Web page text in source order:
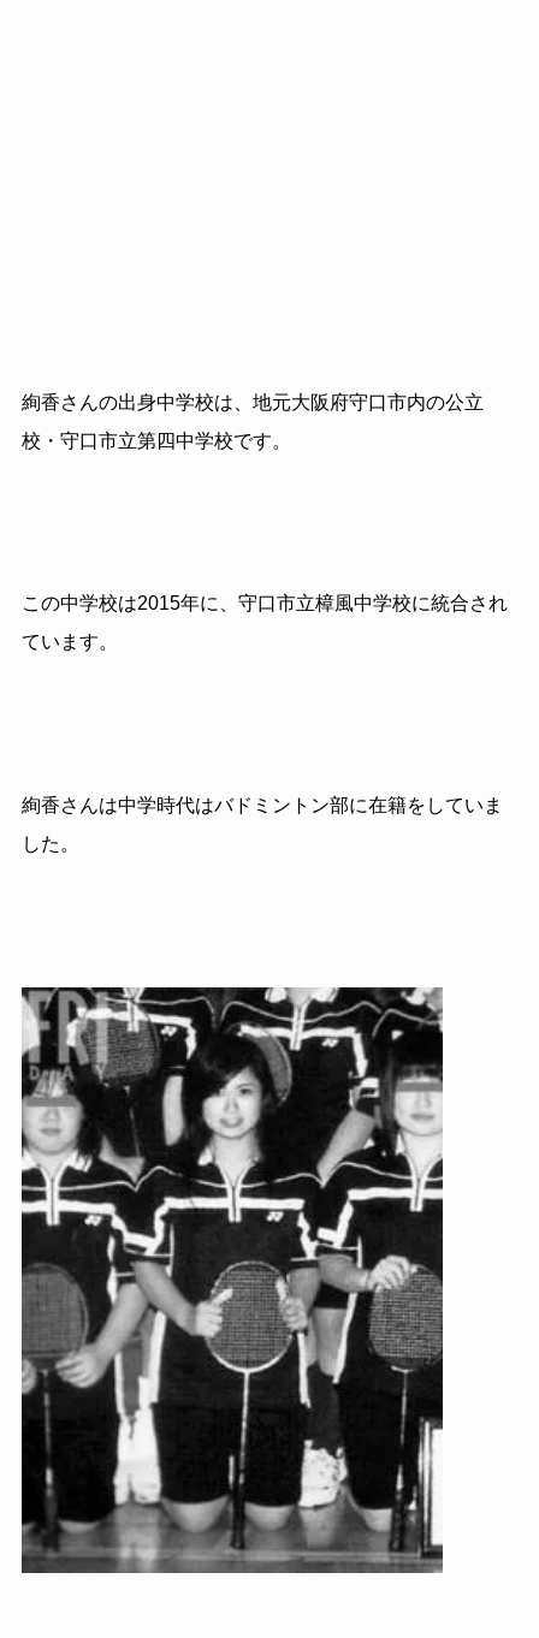
絢香さんの出身中学校は、地元大阪府守口市内の公立
校・守口市立第四中学校です。
この中学校は2015年に、守口市立樟風中学校に統合され
ています。
絢香さんは中学時代はバドミントン部に在籍をしていま
した。